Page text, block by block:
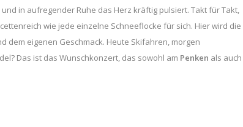
in aufregender Ruhe das Herz kräftig pulsiert. Takt für Takt,
wie jede einzelne Schneeflocke für sich. Hier wird die
dem eigenen Geschmack. Heute Skifahren, morgen
Das ist das Wunschkonzert, das sowohl am Penken als auch